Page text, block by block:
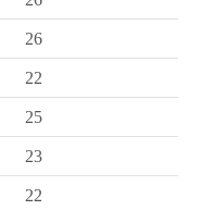
26
22
25
23
22